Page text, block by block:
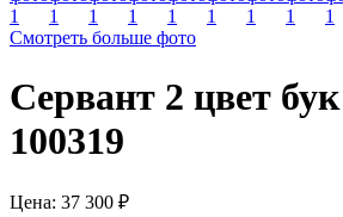
Смотреть больше фото
Сервант 2 цвет
100319
Цена: 37 300 ₽